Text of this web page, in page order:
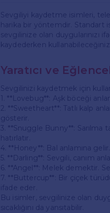
Sevgiliyi kaydetme isimleri,
harika bir yöntemdir. Standart
sevgilinize olan duygularınızı
kaydederken
Yaratıcı ve
Sevgilinizi kaydetmek için
1. **Lovebug**: Aşk böceği
2. **Sweetheart**: Tatlı kalp
gösterir.
3. **Snuggle Bunny**: Sarılma
hatırlatır.
4. **Honey**: Bal anlamına
5. **Darling**: Sevgili, canım
6. **Angel**: Melek demektir.
7. **Buttercup**: Bir çiçek
ifade eder.
Bu isimler, sevgilinize olan
sıcaklığını da yansıtabilir.